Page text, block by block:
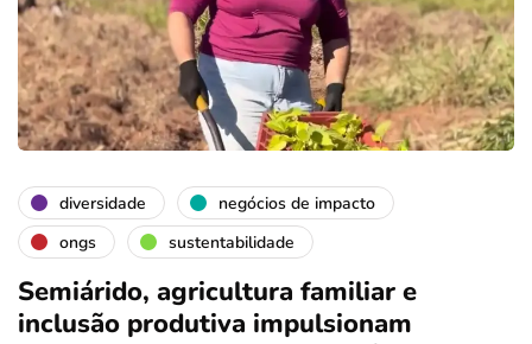
diversidade
negócios de impacto
ongs
sustentabilidade
Semiárido, agricultura familiar e
inclusão produtiva impulsionam